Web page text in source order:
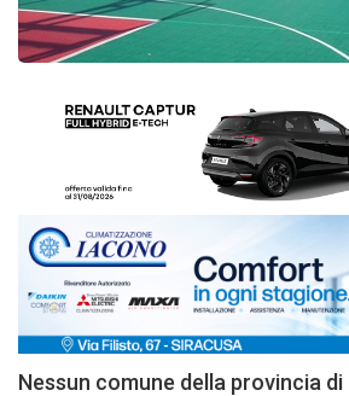
Nessun comune della provincia